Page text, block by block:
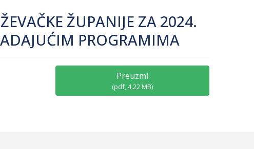
ŽUPANIJE ZA 2024.
PROGRAMIMA
Preuzmi
(pdf,4.22 MB)